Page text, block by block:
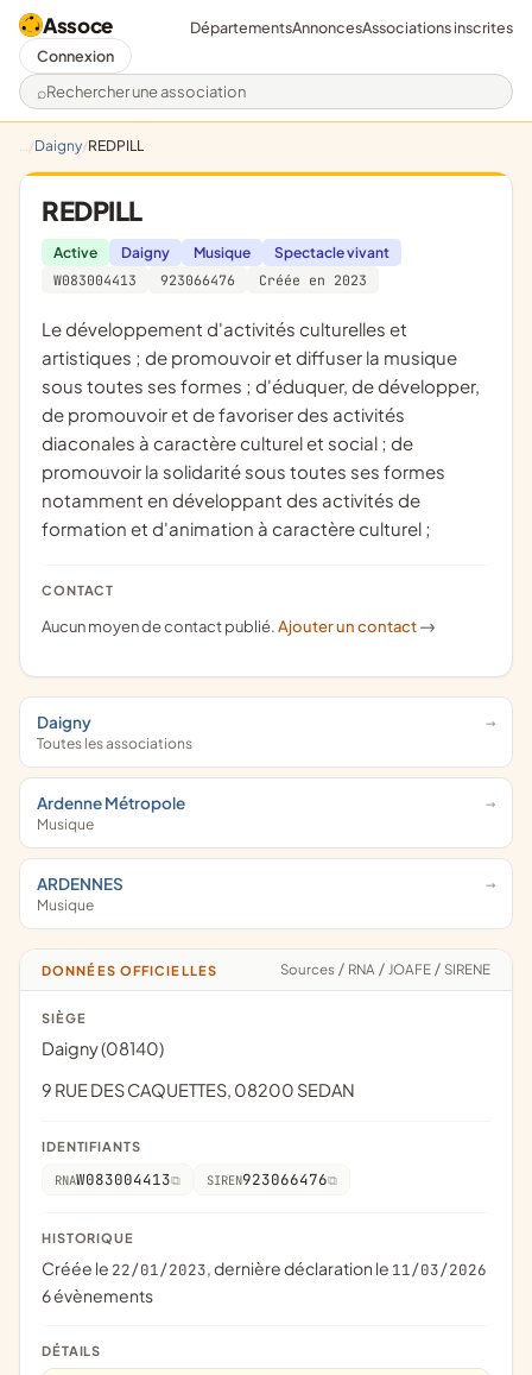
Assoce
Rechercher une association
DépartementsAnnoncesAssociations inscrites
Connexion
Daigny REDPILL
REDPILL
Active Daigny Musique
Spectacle vivant
W083004413
923066476 Créée en 2023
le développement d'activités culturelles et
artistiques ; de promouvoir et diffuser la musique
sous toutes ses formes ; d'éduquer, de développer,
de promouvoir et de favoriser des activités
diaconales à caractère culturel et social ; de
promouvoir la solidarité sous toutes ses formes
notamment en développant des activités de
formation et d'animation à caractère culturel ;
CONTACT
Aucun moyen de contact publié.Ajouter un contact ->
Daigny
Toutes les associations
Ardenne Métropole
Musique
ARDENNES
Musique
DONNÉES OFFICIELLES Sources / RNA / JOAFE / SIRENE
SIÈGE
Daigny (08140)
9 RUE DES CAQUETTES, 08200 SEDAN
IDENTIFIANTS
RNAW083004413 SIREN923066476
HISTORIQUE
Créée le 22/01/2023, dernière déclaration le 11/03/2026
6 évènements
DÉTAILS